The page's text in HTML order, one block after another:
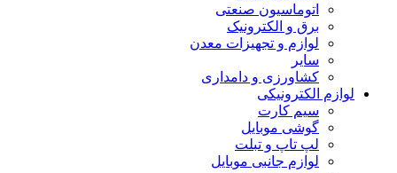
اتوماسیون صنعتی
برق و الکترونیک
لوازم و تجهیزات معدن
سایر
کشاورزی و دامداری
لوازم الکترونیکی
سیم کارت
گوشی موبایل
لپ تاپ و تبلت
لوازم جانبی موبایل